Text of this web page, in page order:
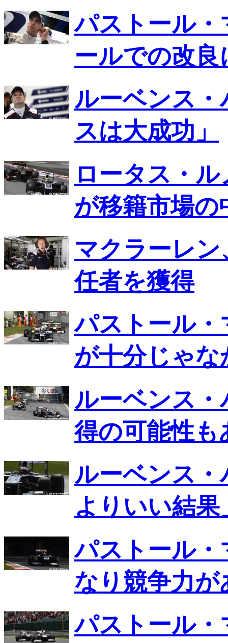
パストール
ールでの改良
ルーベンス
スは大成功」
ロータス・
が移籍市場の
マクラーレ
任者を獲得
パストール
が十分じゃな
ルーベンス
得の可能性も
ルーベンス
よりいい結果
パストール
なり競争力が
パストール